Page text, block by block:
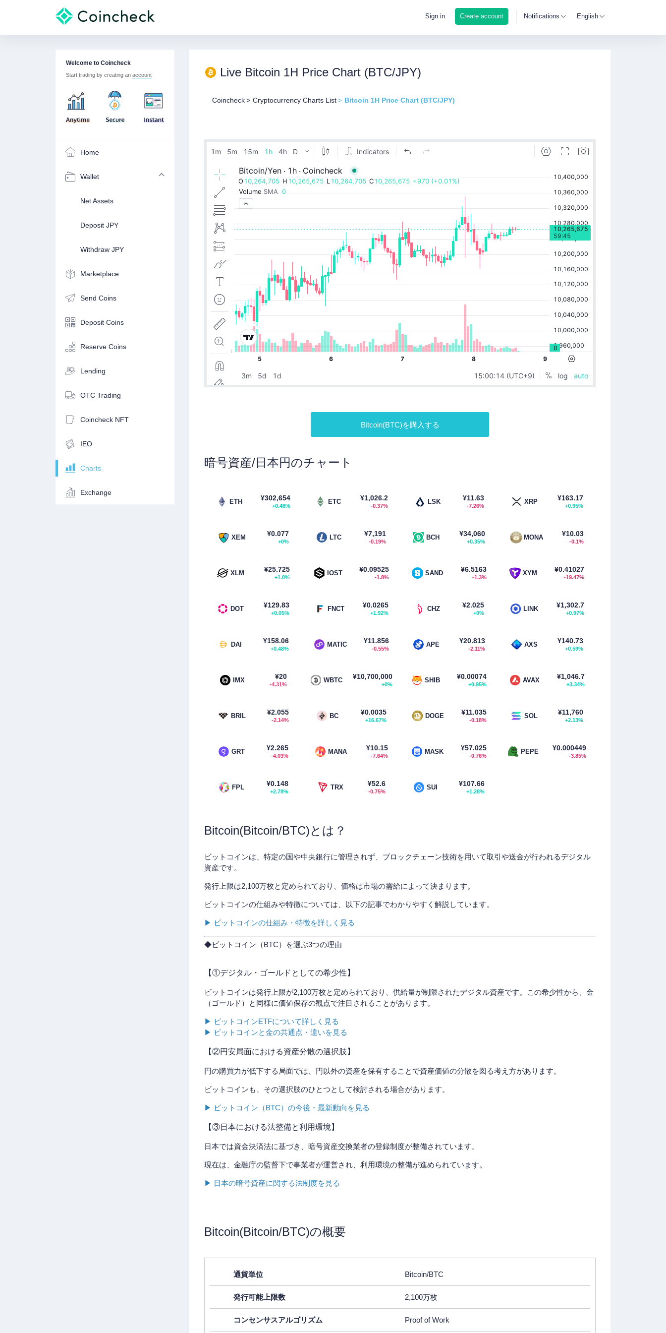
Sign in Create account Notifications English
Welcome to Coincheck
Start trading by creating an account
Home
Wallet
Net Assets
Deposit JPY
Withdraw JPY
Marketplace
Send Coins
Deposit Coins
Reserve Coins
Lending
OTC Trading
Coincheck NFT
IEO
Charts
Exchange
Live Bitcoin 1H Price Chart (BTC/JPY)
Coincheck Cryptocurrency Charts List Bitcoin 1H Price Chart (BTC/JPY)
Bitcoin(BTC)を購入する
暗号資産/日本円のチャート
ETH ¥302,654
+0.48%
ETC ¥1,026.2
-0.37%
LSK ¥11.63
-7.26%
XRP ¥163.17
+0.95%
XEM ¥0.077
+0%
LTC ¥7,191
-0.19%
BCH ¥34,060
+0.35%
MONA ¥10.03
-0.1%
XLM ¥25.725
+1.0%
IOST ¥0.09525
-1.8%
SAND ¥6.5163
-1.3%
XYM ¥0.41027
-19.47%
DOT ¥129.83
+0.05%
FNCT ¥0.0265
+1.92%
CHZ ¥2.025
+0%
LINK ¥1,302.7
+0.97%
DAI ¥158.06
+0.48%
MATIC ¥11.856
-0.55%
APE ¥20.813
-2.11%
AXS ¥140.73
+0.59%
IMX ¥20
-4.31%
WBTC ¥10,700,000
+0%
SHIB ¥0.00074
+0.95%
AVAX ¥1,046.7
+3.34%
BRIL ¥2.055
-2.14%
BC ¥0.0035
+16.67%
DOGE ¥11.035
-0.18%
SOL ¥11,760
+2.13%
GRT ¥2.265
-4.03%
MANA ¥10.15
-7.64%
MASK ¥57.025
-0.76%
PEPE ¥0.000449
-3.85%
FPL ¥0.148
+2.78%
TRX ¥52.6
-0.75%
SUI ¥107.66
+1.28%
Bitcoin(Bitcoin/BTC)とは？
ビットコインは、特定の国や中央銀行に管理されず、ブロックチェーン技術を用いて取引や送金が行われるデジタル
資産です。
発行上限は2,100万枚と定められており、価格は市場の需給によって決まります。
ビットコインの仕組みや特徴については、以下の記事でわかりやすく解説しています。
▶ ビットコインの仕組み・特徴を詳しく見る
◆ビットコイン（BTC）を選ぶ3つの理由
【①デジタル・ゴールドとしての希少性】
ビットコインは発行上限が2,100万枚と定められており、供給量が制限されたデジタル資産です。この希少性から、金
（ゴールド）と同様に価値保存の観点で注目されることがあります。
▶ ビットコインETFについて詳しく見る
▶ ビットコインと金の共通点・違いを見る
【②円安局面における資産分散の選択肢】
円の購買力が低下する局面では、円以外の資産を保有することで資産価値の分散を図る考え方があります。
ビットコインも、その選択肢のひとつとして検討される場合があります。
▶ ビットコイン（BTC）の今後・最新動向を見る
【③日本における法整備と利用環境】
日本では資金決済法に基づき、暗号資産交換業者の登録制度が整備されています。
現在は、金融庁の監督下で事業者が運営され、利用環境の整備が進められています。
▶ 日本の暗号資産に関する法制度を見る
Bitcoin(Bitcoin/BTC)の概要
通貨単位 Bitcoin/BTC
発行可能上限数 2,100万枚
コンセンサスアルゴリズム Proof of Work